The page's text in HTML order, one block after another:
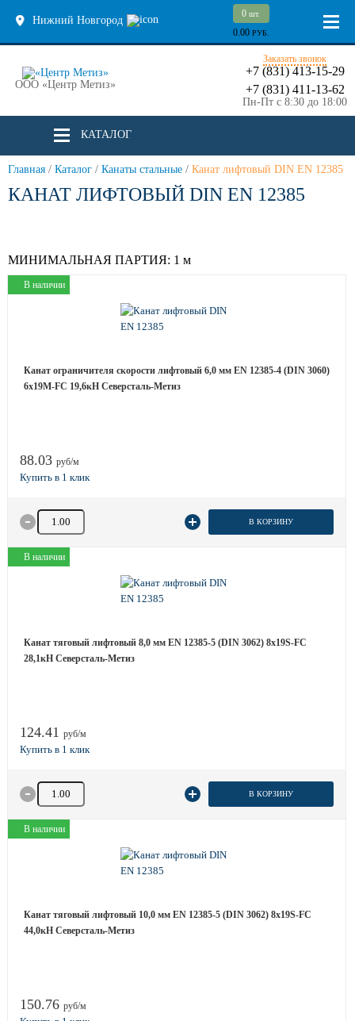
Нижний Новгород
0 шт.
0.00 РУБ.
ООО «Центр Метиз»
Заказать звонок
+7 (831) 413-15-29
+7 (831) 411-13-62
Пн-Пт с 8:30 до 18:00
КАТАЛОГ
Главная / Каталог / Канаты стальные / Канат лифтовый DIN EN 12385
КАНАТ ЛИФТОВЫЙ DIN EN 12385
МИНИМАЛЬНАЯ ПАРТИЯ: 1 м
В наличии
Канат ограничителя скорости лифтовый 6,0 мм EN 12385-4 (DIN 3060)
6х19M-FC 19,6кН Северсталь-Метиз
88.03 руб/м
Количество товара В КОРЗИНУ
В наличии
Канат тяговый лифтовый 8,0 мм EN 12385-5 (DIN 3062) 8х19S-FC
28,1кН Северсталь-Метиз
124.41 руб/м
Количество товара В КОРЗИНУ
В наличии
Канат тяговый лифтовый 10,0 мм EN 12385-5 (DIN 3062) 8х19S-FC
44,0кН Северсталь-Метиз
150.76 руб/м